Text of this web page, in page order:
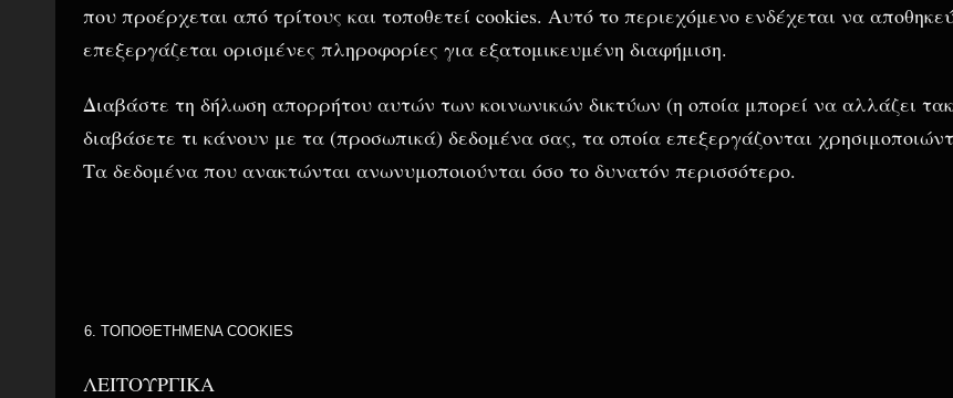
που προέρχεται από τρίτους και τοποθετεί cookies. Αυτό το περιεχόμενο ενδέχεται να
επεξεργάζεται ορισμένες πληροφορίες για εξατομικευμένη διαφήμιση.
Διαβάστε τη δήλωση απορρήτου αυτών των κοινωνικών δικτύων (η οποία μπορεί να αλλάζει
διαβάσετε τι κάνουν με τα (προσωπικά) δεδομένα σας, τα οποία επεξεργάζονται
Τα δεδομένα που ανακτώνται ανωνυμοποιούνται όσο το δυνατόν περισσότερο.
ΤΟΠΟΘΕΤΗΜΕΝΑ COOKIES
ΛΕΙΤΟΥΡΓΙΚΑ